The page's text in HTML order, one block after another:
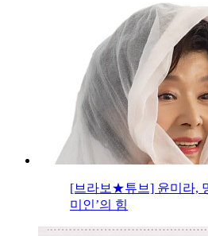
[브라보★튜브] 윤미라,
미인’의 힘